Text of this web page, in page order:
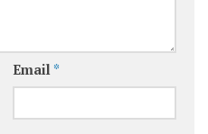
Email *